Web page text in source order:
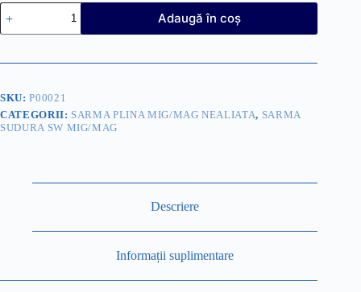
Cantitate
SARMA
SUDURA
CUPRATA
C
Adaugă în coș
SKU:P00021
CATEGORII: SARMA PLINA MIG/MAG NEALIATA, SARMA
SUDURA SW MIG/MAG
Descriere
Informații suplimentare